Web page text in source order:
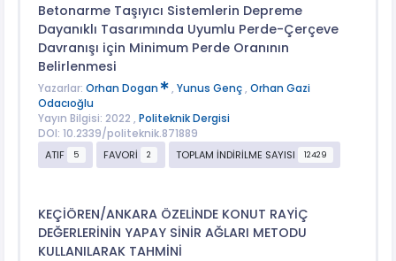
Betonarme Taşıyıcı Sistemlerin Depreme
Dayanıklı Tasarımında Uyumlu Perde-Çerçeve
Davranışı için Minimum Perde Oranının
Belirlenmesi
Yazarlar: Orhan Dogan , Yunus Genç, Orhan Gazi
Odacıoğlu
Yayın Bilgisi: 2022 , Politeknik Dergisi
DOI: 10.2339/politeknik.871889
ATIF
5 FAVORİ 2 TOPLAM İNDİRİLME SAYISI 12429
KEÇİÖREN/ANKARA ÖZELİNDE KONUT RAYİÇ
DEĞERLERİNİN YAPAY SİNİR AĞLARI METODU
KULLANILARAK TAHMİNİ